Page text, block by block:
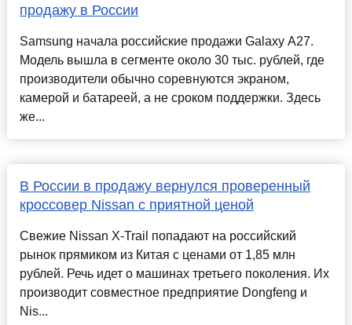
продажу в России
Samsung начала российские продажи Galaxy A27.
Модель вышла в сегменте около 30 тыс. рублей, где
производители обычно соревнуются экраном,
камерой и батареей, а не сроком поддержки. Здесь
же...
В России в продажу вернулся проверенный
кроссовер Nissan с приятной ценой
Свежие Nissan X-Trail попадают на российский
рынок прямиком из Китая с ценами от 1,85 млн
рублей. Речь идет о машинах третьего поколения. Их
производит совместное предприятие Dongfeng и
Nis...